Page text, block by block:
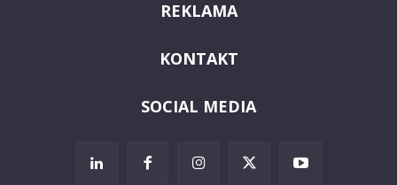
REKLAMA
KONTAKT
SOCIAL MEDIA